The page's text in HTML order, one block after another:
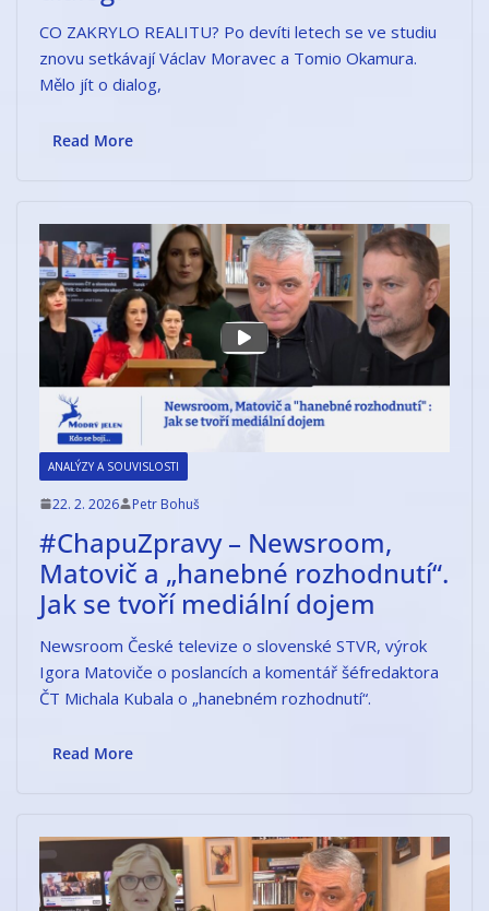
CO ZAKRYLO REALITU? Po devíti letech se ve studiu
znovu setkávají Václav Moravec a Tomio Okamura.
Mělo jít o dialog,
Read More
ANALÝZY A SOUVISLOSTI
22. 2. 2026 Petr Bohuš
#ChapuZpravy – Newsroom,
Matovič a „hanebné rozhodnutí“.
Jak se tvoří mediální dojem
Newsroom České televize o slovenské STVR, výrok
Igora Matoviče o poslancích a komentář šéfredaktora
ČT Michala Kubala o „hanebném rozhodnutí“.
Read More